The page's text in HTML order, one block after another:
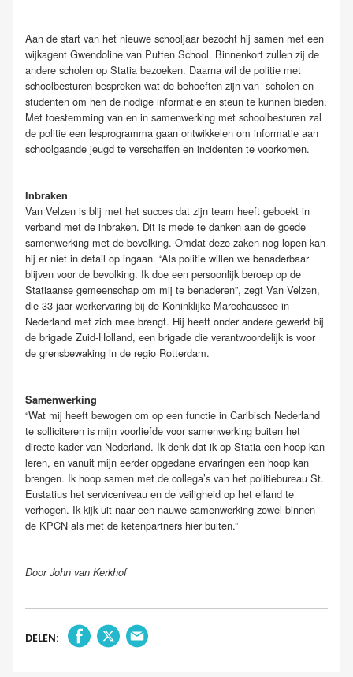
Aan de start van het nieuwe schooljaar bezocht hij samen met een
wijkagent Gwendoline van Putten School. Binnenkort zullen zij de
andere scholen op Statia bezoeken. Daarna wil de politie met
schoolbesturen bespreken wat de behoeften zijn van scholen en
studenten om hen de nodige informatie en steun te kunnen bieden.
Met toestemming van en in samenwerking met schoolbesturen zal
de politie een lesprogramma gaan ontwikkelen om informatie aan
schoolgaande jeugd te verschaffen en incidenten te voorkomen.
Inbraken
Van Velzen is blij met het succes dat zijn team heeft geboekt in
verband met de inbraken. Dit is mede te danken aan de goede
samenwerking met de bevolking. Omdat deze zaken nog lopen kan
hij er niet in detail op ingaan. “Als politie willen we benaderbaar
blijven voor de bevolking. Ik doe een persoonlijk beroep op de
Statiaanse gemeenschap om mij te benaderen”, zegt Van Velzen,
die 33 jaar werkervaring bij de Koninklijke Marechaussee in
Nederland met zich mee brengt. Hij heeft onder andere gewerkt bij
de brigade Zuid-Holland, een brigade die verantwoordelijk is voor
de grensbewaking in de regio Rotterdam.
Samenwerking
“Wat mij heeft bewogen om op een functie in Caribisch Nederland
te solliciteren is mijn voorliefde voor samenwerking buiten het
directe kader van Nederland. Ik denk dat ik op Statia een hoop kan
leren, en vanuit mijn eerder opgedane ervaringen een hoop kan
brengen. Ik hoop samen met de collega’s van het politiebureau St.
Eustatius het serviceniveau en de veiligheid op het eiland te
verhogen. Ik kijk uit naar een nauwe samenwerking zowel binnen
de KPCN als met de ketenpartners hier buiten.”
Door John van Kerkhof
DELEN: